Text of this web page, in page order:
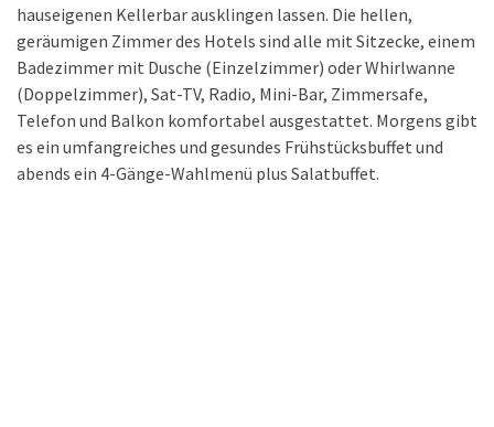
hauseigenen Kellerbar ausklingen lassen. Die hellen,
geräumigen Zimmer des Hotels sind alle mit Sitzecke, einem
Badezimmer mit Dusche (Einzelzimmer) oder Whirlwanne
(Doppelzimmer), Sat-TV, Radio, Mini-Bar, Zimmersafe,
Telefon und Balkon komfortabel ausgestattet. Morgens gibt
es ein umfangreiches und gesundes Frühstücksbuffet und
abends ein 4-Gänge-Wahlmenü plus Salatbuffet.